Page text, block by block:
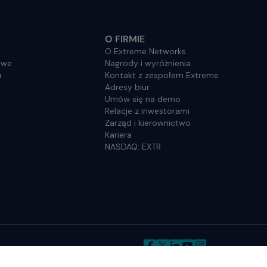
O FIRMIE
O Extreme Networks
Nagrody i wyróżnienia
Kontakt z zespołem Extreme
Adresy biur
Umów się na demo
Relacje z inwestorami
Zarząd i kierownictwo
Kariera
NASDAQ: EXTR